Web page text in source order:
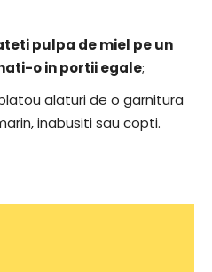
pulpa de miel pe un
o in portii egale;
alaturi de o garnitura
inabusiti sau copti.